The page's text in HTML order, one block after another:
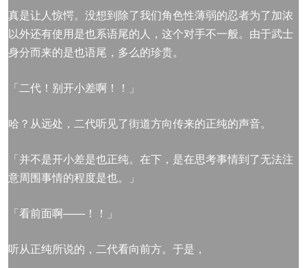
真是让人惊愕。没想到除了我们角色性薄弱的忍者为了加浓
以外还有使用是也系语尾的人，这个对手不一般。由于武士
身分而来的是也语尾，多么的珍贵。
「二代！别开小差啊！！」
哈？从远处，二代听见了街道方向传来的正纯的声音。
「并不是开小差是也正纯。在下，是在思考事情到了无法注
意周围事情的程度是也。」
「看前面啊——！！」
听从正纯所说的，二代看向前方。于是，